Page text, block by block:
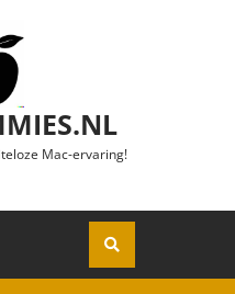
Mac-ervaring!